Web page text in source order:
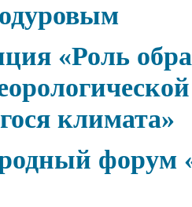
«Роль
климата»
форум